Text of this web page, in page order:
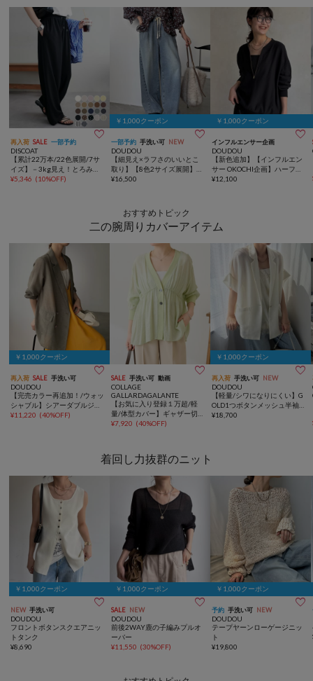
再入荷 SALE 一部予約 
DISCOAT
【累計22万本/22色展開/7サ
イズ】－3kg見え！とろみイ
ージーパンツ≪メンズサイズ
¥5,346 (10%OFF)
￥1,000クーポン
一部予約 手洗い可 NEW 
DOUDOU
【細見え×ラフさのいいとこ
取り】【8色2サイズ展開】デ
ニムワイドイージーパンツ
¥16,500
￥1,000クーポン
インフルエンサー企画 
DOUDOU
【新色追加】【インフルエン
サー OKOCHI企画】ハーフジ
ップスウェット
¥12,100
おすすめトピック
二の腕周りカバーアイテム
￥1,000クーポン
再入荷 SALE 手洗い可 
DOUDOU
【完売カラー再追加！/ウォッ
シャブル】シアーダブルジャ
ケット
¥11,220 (40%OFF)
SALE 手洗い可 動画 
COLLAGE
GALLARDAGALANTE
【お気に入り登録１万超/軽
量/体型カバー】ギャザー切替
シアーシャツカーディガン
¥7,920 (40%OFF)
￥1,000クーポン
再入荷 手洗い可 NEW 
DOUDOU
【軽量/シワになりにくい】G
OLD1つボタンメッシュ半袖
ジャケット
¥18,700
着回し力抜群のニット
￥1,000クーポン
NEW 手洗い可 
DOUDOU
フロントボタンスクエアニッ
トタンク
¥8,690
￥1,000クーポン
SALE NEW 
DOUDOU
前後2WAY鹿の子編みプルオ
ーバー
¥11,550 (30%OFF)
￥1,000クーポン
予約 手洗い可 NEW 
DOUDOU
テープヤーンローゲージニッ
ト
¥19,800